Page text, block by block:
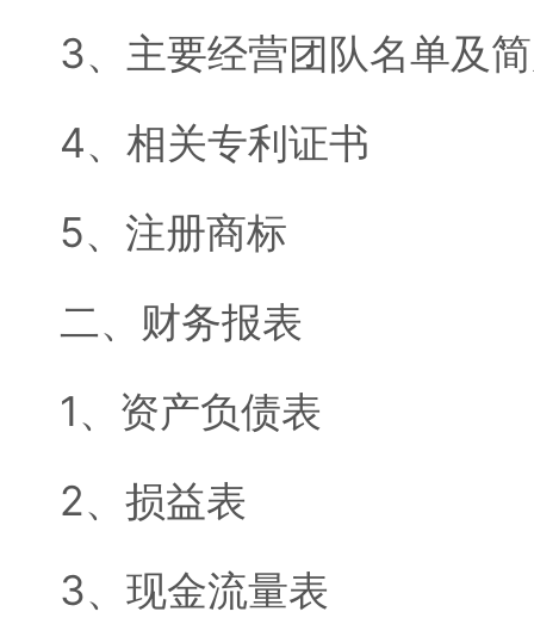
3、主要经营团队名单及
4、相关专利证书
5、注册商标
二、财务报表
1、资产负债表
2、损益表
3、现金流量表